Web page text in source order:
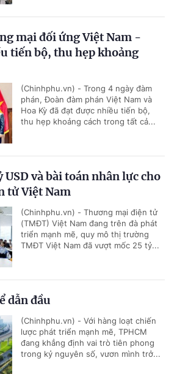
mại đối ứng Việt Nam -
tiến bộ, thu hẹp khoảng
(Chinhphu.vn) - Trong 4 ngày đàm
phán, Đoàn đàm phán Việt Nam và
Hoa Kỳ đã đạt được nhiều tiến bộ,
thu hẹp khoảng cách trong tất cả...
và bài toán nhân lực cho
tử Việt Nam
(Chinhphu.vn) - Thương mại điện tử
(TMĐT) Việt Nam đang trên đà phát
triển mạnh mẽ, quy mô thị trường
TMĐT Việt Nam đã vượt mốc 25 tỷ...
dẫn đầu
(Chinhphu.vn) - Với hàng loạt chiến
lược phát triển mạnh mẽ, TPHCM
đang khẳng định vai trò tiên phong
trong kỷ nguyên số, vươn mình trở...